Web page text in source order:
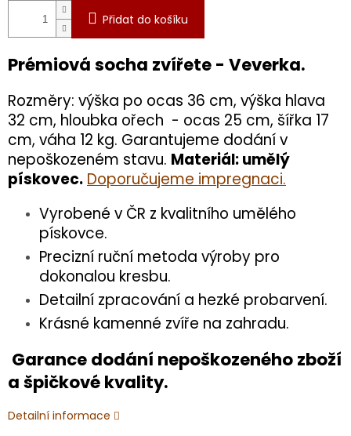
Přidat do košíku
Prémiová socha zvířete - Veverka.
Rozměry: výška po ocas 36 cm, výška hlava
32 cm, hloubka ořech - ocas 25 cm, šířka 17
cm, váha 12 kg. Garantujeme dodání v
nepoškozeném stavu. Materiál: umělý
pískovec.Doporučujeme impregnaci.
Vyrobené v ČR z kvalitního umělého
pískovce.
Precizní ruční metoda výroby pro
dokonalou kresbu.
Detailní zpracování a hezké probarvení.
Krásné kamenné zvíře na zahradu.
Garance dodání nepoškozeného zboží
a špičkové kvality.
Detailní informace